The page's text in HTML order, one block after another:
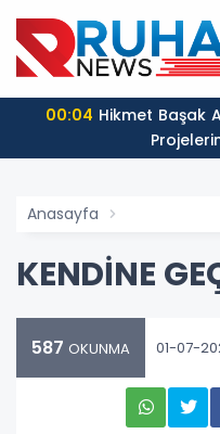
00:04
Anasayfa
KENDİNE
587 OKUNMA 01-07-